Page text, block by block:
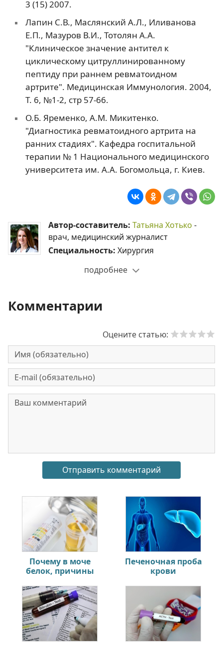
3 (15) 2007.
Лапин С.В., Маслянский А.Л., Иливанова
Е.П., Мазуров В.И., Тотолян А.А.
"Клиническое значение антител к
циклическому цитруллинированному
пептиду при раннем ревматоидном
артрите". Медицинская Иммунология. 2004,
Т. 6, №1-2, стр 57-66.
О.Б. Яременко, А.М. Микитенко.
"Диагностика ревматоидного артрита на
ранних стадиях". Кафедра госпитальной
терапии № 1 Национального медицинского
университета им. А.А. Богомольца, г. Киев.
Автор-составитель: Татьяна Хотько -
врач, медицинский журналист
Специальность: Хирургия
подробнее
Комментарии
Оцените статью:
Почему в моче
белок, причины
Печеночная проба
крови